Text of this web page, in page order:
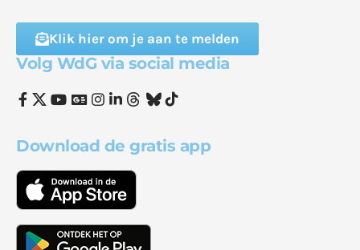
Klik hier om je aan te melden
Volg WdG via social media
Download de gratis app